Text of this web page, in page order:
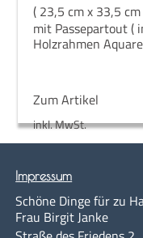
( 23,5 cm x 33,5 cm
mit Passepartout (
Holzrahmen
Zum Artikel
inkl. MwSt.
Impres­sum
Schö­ne Din­ge für zu
Frau Bir­git Janke